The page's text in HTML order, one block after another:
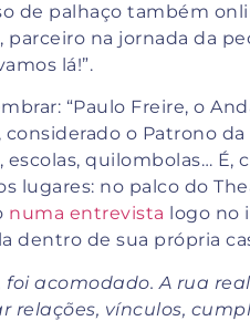
de palhaço também
parceiro na jornada da
lá!”.
“Paulo Freire, o
o Patrono
escolas, quilombolas…
lugares: no palco do
numa entrevista logo no
dentro de sua própria
foi acomodado. A rua
relações, vínculos,